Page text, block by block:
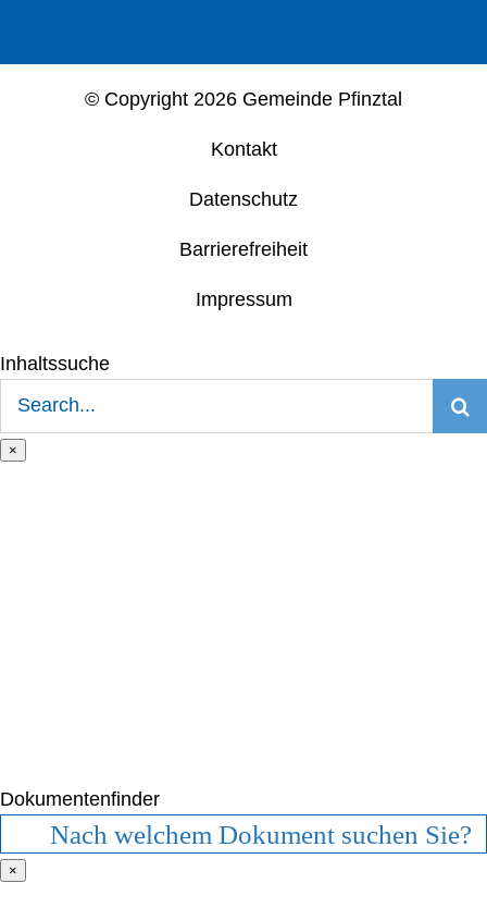
© Copyright 2026 Gemeinde Pfinztal
Kontakt
Datenschutz
Barrierefreiheit
Impressum
Inhaltssuche
×
Dokumentenfinder
×